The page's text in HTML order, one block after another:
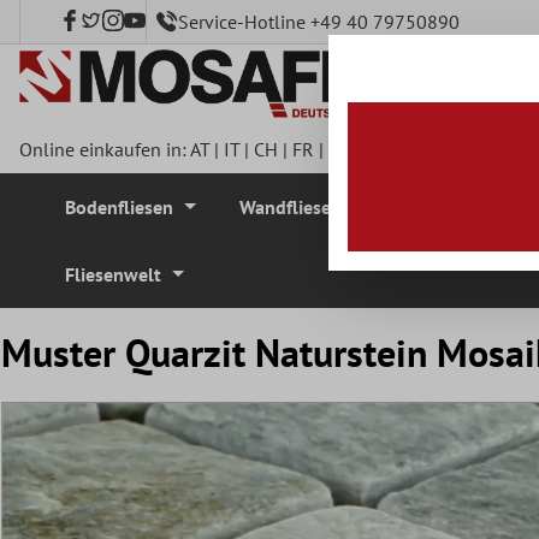
springen Service-Hotline +49 40 79750890
Online einkaufen in:AT| IT| CH | FR |
Bodenfliesen Wandfliesen
Fliesenwelt
Muster Quarzit Naturstein